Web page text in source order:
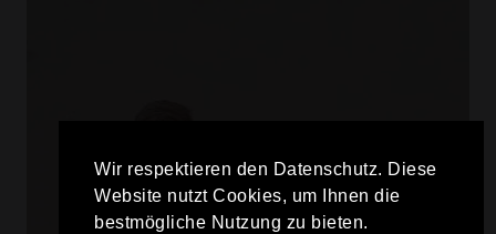
Wir respektieren den Datenschutz. Diese
Website nutzt Cookies, um Ihnen die
bestmögliche Nutzung zu bieten.